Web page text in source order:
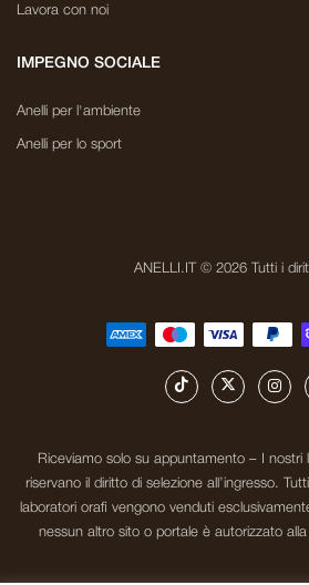
Lavora con noi
IMPEGNO SOCIALE
Anelli per l'ambiente
Anelli per lo sport
ANELLI.IT © 2026 Tutti i
Riceviamo solo su appuntamento – I nostri
riservano il diritto di selezione all’ingresso.
laboratori orafi vengono venduti
nessun altro sito o portale è autorizzato